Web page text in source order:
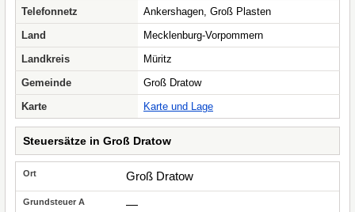
Telefonnetz
Ankershagen, Groß Plasten
Land
Mecklenburg-Vorpommern
Landkreis
Müritz
Gemeinde
Groß Dratow
Karte
Karte und Lage
Steuersätze in Groß Dratow
Groß Dratow
—